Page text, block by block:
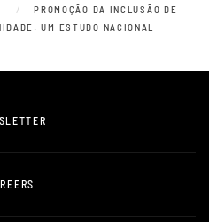
PROMOÇÃO DA INCLUSÃO DE
UM ESTUDO NACIONAL